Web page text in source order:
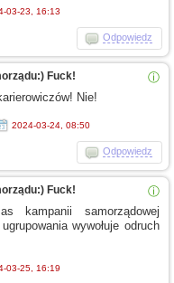
03-23, 16:13
Odpowiedz
ⓘ
Fuck!
Nie!
2024-03-24, 08:50
Odpowiedz
ⓘ
Fuck!
kampanii samorządowej
wywołuje odruch
03-25, 16:19